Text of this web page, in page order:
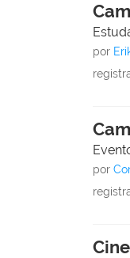
por
por